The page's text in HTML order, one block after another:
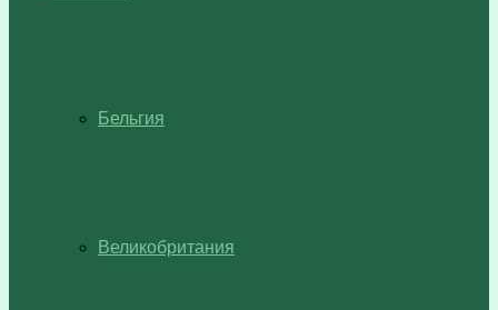
Бельгия
Великобритания